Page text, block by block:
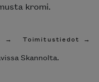
kromi.
Toimitustiedot
Skannolta.